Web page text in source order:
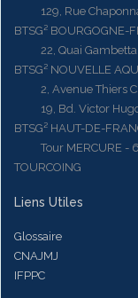
129, Rue
BTSG² BOURGOGNE-
22, Quai Gambetta
BTSG² NOUVELLE
2, Avenue Thiers CS
19, Bd. Victor Hugo
BTSG² HAUT-DE-
Tour MERCURE -
TOURCOING
Liens Utiles
Glossaire
CNAJMJ
IFPPC